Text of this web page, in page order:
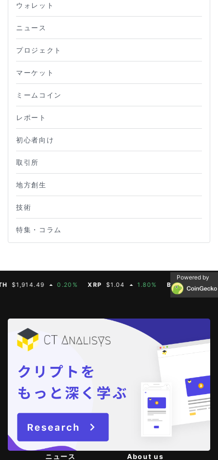
ウォレット
ニュース
プロジェクト
マーケット
ミームコイン
レポート
初心者向け
取引所
地方創生
技術
特集・コラム
0.20% XRP $1.04 1.80% BNB $603.21
Powered by
ニュース
About us